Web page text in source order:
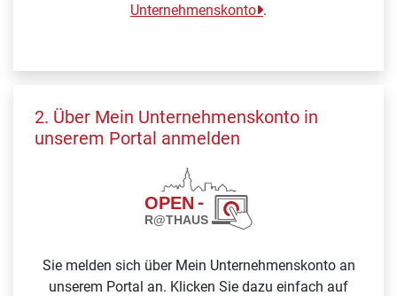
Unternehmenskonto .
2. Über Mein Unternehmenskonto in
unserem Portal anmelden
Sie melden sich über Mein Unternehmenskonto an
unserem Portal an. Klicken Sie dazu einfach auf